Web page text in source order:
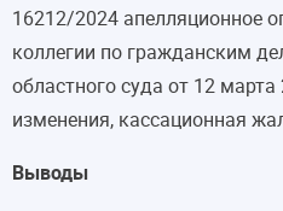
16212/2024 апелляционное
коллегии по гражданским
областного суда от 12
изменения, кассационная
Выводы